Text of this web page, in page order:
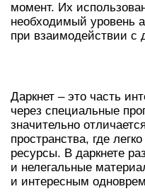
момент. Их
необходимый уровень
при взаимодействии с
Даркнет – это часть
через специальные
значительно
пространства, где
ресурсы. В даркнете
и нелегальные
и интересным